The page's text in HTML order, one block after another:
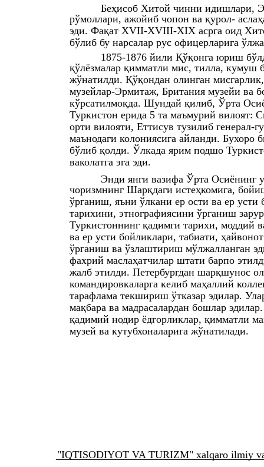
Беҳисоб Хитой чинни идишлари,
рўмоллари, ажойиб чопон ва қурол-
эди. Фақат XVII-XVIII-XIX асрга оид
бўлиб бу нарсалар рус офицерларига
1875-1876 йили Қўқонга юриш
қўлёзмалар қимматли мис, тилла, кумуш
жўнатилди. Қўқондан олинган
музейлар-Эрмитаж, Британия музейи ва
кўрсатилмоқда. Шундай қилиб, Ўрта
Туркистон ерида 5 та маъмурий вилоят:
орти вилояти, Еттисув тузилиб генерал-
маънодаги колониясига айланди.
бўлиб қолди. Ўлкада ярим подшо
ваколатга эга эди.
Энди янги вазифа Ўрта Осиёнинг
чоризмнинг Шарқдаги истеҳкомига,
ўрганиш, яъни ўлкани ер ости ва ер
тарихини, этнографиясини ўрганиш
Туркистоннинг қадимги тарихи, моддий
ва ер усти бойликлари, табиати,
ўрганиш ва ўзлаштириш мўлжалланган
фахрий маслаҳатчилар штати барпо
жалб этилди. Петербургдан шарқшунос
командировкаларга келиб маҳаллий
тарафлама текшириш ўтказар эдилар.
мақбара ва мадрасалардан бошлар
қадимий нодир ёдгорликлар, қимматли
музей ва кутубхоналарига жўнатилади.
"IQTISODIYOT VA TURIZM" xalqaro ilmiy